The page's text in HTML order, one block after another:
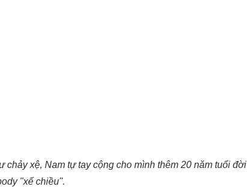
chảy xệ, Nam tự tay cộng cho mình thêm 20 năm tuổi đời
"xế chiều".